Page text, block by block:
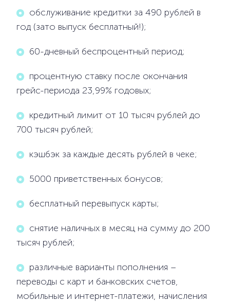
обслуживание кредитки за 490 рублей в
год (зато выпуск бесплатный!);
60-дневный беспроцентный период;
процентную ставку после окончания
грейс-периода 23,99% годовых;
кредитный лимит от 10 тысяч рублей до
700 тысяч рублей;
кэшбэк за каждые десять рублей в чеке;
5000 приветственных бонусов;
бесплатный перевыпуск карты;
снятие наличных в месяц на сумму до 200
тысяч рублей;
различные варианты пополнения –
переводы с карт и банковских счетов,
мобильные и интернет-платежи, начисления